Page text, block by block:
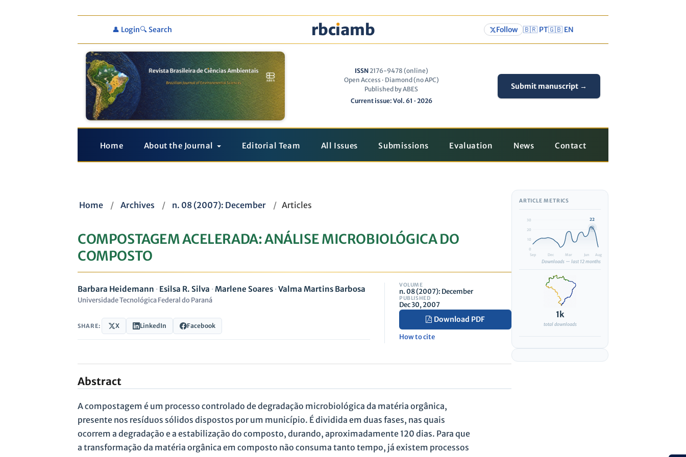
👤 Login🔍 Search rbcıamb Follow 🇧🇷 PT🇬🇧 EN
ISSN2176-9478 (online)
Open Access · Diamond (no APC)
Published by ABES
Current issue: Vol. 61 · 2026
Submit manuscript →
Home About the Journal Editorial Team All Issues Submissions Evaluation News Contact
Home / Archives / n. 08 (2007): December / Articles
COMPOSTAGEM ACELERADA: ANÁLISE MICROBIOLÓGICA DO
COMPOSTO
VOLUME
n. 08 (2007): December
PUBLISHED
Dec 30, 2007
Download PDF
How to cite
Barbara Heidemann · Esilsa R. Silva ·Marlene Soares ·Valma Martins Barbosa
Universidade Tecnológica Federal do Paraná
SHARE: X LinkedIn Facebook
Abstract
A compostagem é um processo controlado de degradação microbiológica da matéria orgânica,
presente nos resíduos sólidos dispostos por um município. É dividida em duas fases, nas quais
ocorrem a degradação e a estabilização do composto, durando, aproximadamente 120 dias. Para que
a transformação da matéria orgânica em composto não consuma tanto tempo, já existem processos
ARTICLE METRICS
0
10
20
30 22
Sep Dec Mar Jun Aug
Downloads — last 12 months
1k
total downloads